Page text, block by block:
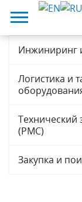
Инжиниринг
Логистика и
Технический
(PMC)
Закупка и